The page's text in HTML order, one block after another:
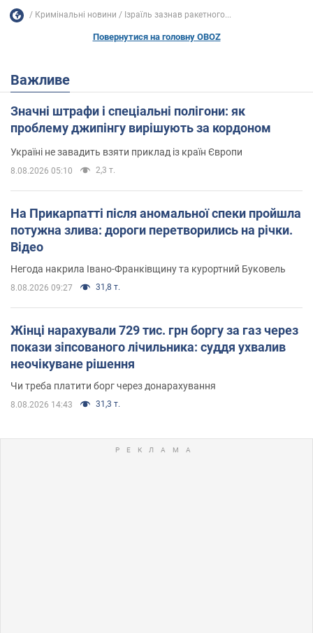
Кримінальні новини Ізраїль зазнав ракетного...
Повернутися на головну OBOZ
Важливе
Значні штрафи і спеціальні полігони: як
проблему джипінгу вирішують за кордоном
Україні не завадить взяти приклад із країн Європи
8.08.2026 05:10 2,3 т.
На Прикарпатті після аномальної спеки пройшла
потужна злива: дороги перетворились на річки.
Відео
Негода накрила Івано-Франківщину та курортний Буковель
8.08.2026 09:27 31,8 т.
Жінці нарахували 729 тис. грн боргу за газ через
покази зіпсованого лічильника: суддя ухвалив
неочікуване рішення
Чи треба платити борг через донарахування
8.08.2026 14:43 31,3 т.